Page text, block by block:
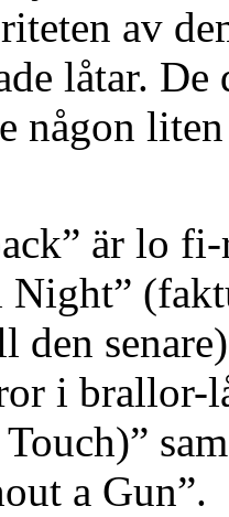
av
låtar.
någon
är lo
Night”
i brallor-
a Gun”.